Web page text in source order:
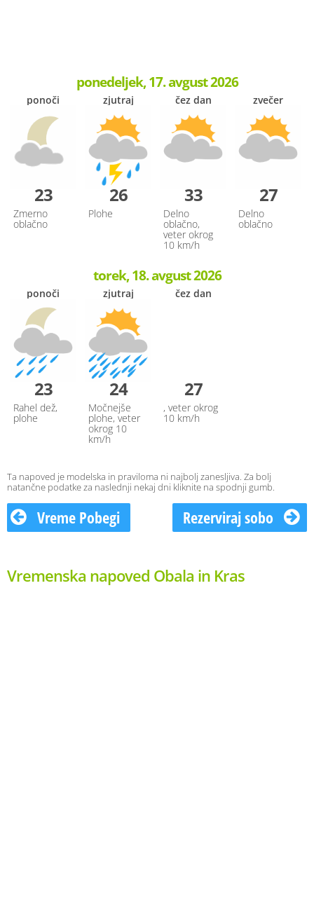
ponedeljek, 17. avgust 2026
ponoči
23
Zmerno
oblačno
zjutraj
26
Plohe
čez dan
33
Delno
oblačno,
veter okrog
10 km/h
zvečer
27
Delno
oblačno
torek, 18. avgust 2026
ponoči
23
Rahel dež,
plohe
zjutraj
24
Močnejše
plohe, veter
okrog 10
km/h
čez dan
27
, veter okrog
10 km/h
Ta napoved je modelska in praviloma ni najbolj zanesljiva. Za bolj
natančne podatke za naslednji nekaj dni kliknite na spodnji gumb.
Vreme Pobegi Rezerviraj sobo
Vremenska napoved Obala in Kras